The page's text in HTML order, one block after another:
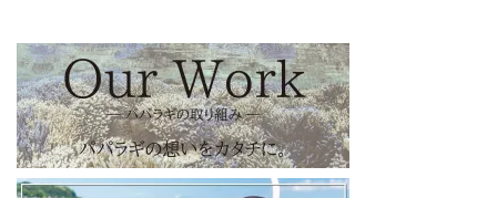
日々の活動状況や報告はXで公開中！
https://x.com/papalagidivers?s=20
【パパラギダイビングスクール Blog
】
お得なイベント告知やツアー情報を知りたい方へ
https://papalagi-blog.com/
◆YouTubeチャンネル登録はコチラから